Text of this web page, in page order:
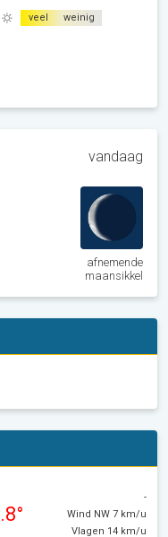
veel weinig
vandaag
afnemende
maansikkel
-
Wind NW 7 km/u
Vlagen 14 km/u